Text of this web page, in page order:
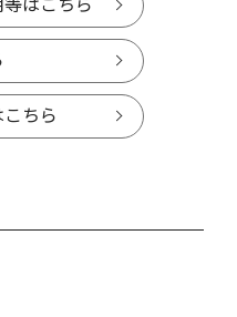
はこちら
ちら